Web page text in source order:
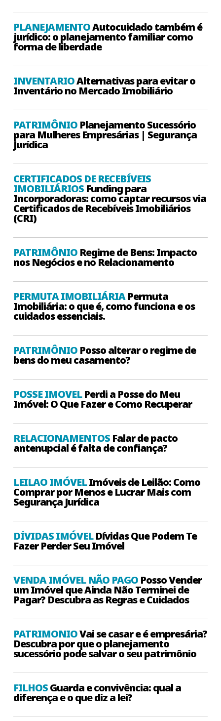
PLANEJAMENTOAutocuidado também é
jurídico: o planejamento familiar como
forma de liberdade
INVENTARIOAlternativas para evitar o
Inventário no Mercado Imobiliário
PATRIMÔNIO Planejamento Sucessório
para Mulheres Empresárias | Segurança
Jurídica
CERTIFICADOS DE RECEBÍVEIS
IMOBILIÁRIOS Funding para
Incorporadoras: como captar recursos via
Certificados de Recebíveis Imobiliários
(CRI)
PATRIMÔNIO Regime de Bens: Impacto
nos Negócios e no Relacionamento
PERMUTA IMOBILIÁRIAPermuta
Imobiliária: o que é, como funciona e os
cuidados essenciais.
PATRIMÔNIO Posso alterar o regime de
bens do meu casamento?
POSSE IMOVELPerdi a Posse do Meu
Imóvel: O Que Fazer e Como Recuperar
RELACIONAMENTOS Falar de pacto
antenupcial é falta de confiança?
LEILAO IMÓVELImóveis de Leilão: Como
Comprar por Menos e Lucrar Mais com
Segurança Jurídica
DÍVIDAS IMÓVELDívidas Que Podem Te
Fazer Perder Seu Imóvel
VENDA IMÓVEL NÃO PAGO Posso Vender
um Imóvel que Ainda Não Terminei de
Pagar? Descubra as Regras e Cuidados
PATRIMONIOVai se casar e é empresária?
Descubra por que o planejamento
sucessório pode salvar o seu patrimônio
FILHOSGuarda e convivência: qual a
diferença e o que diz a lei?